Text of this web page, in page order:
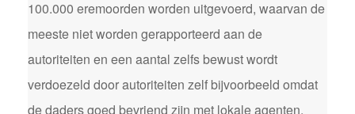
100.000 eremoorden worden uitgevoerd, waarvan de
meeste niet worden gerapporteerd aan de
autoriteiten en een aantal zelfs bewust wordt
verdoezeld door autoriteiten zelf bijvoorbeeld omdat
de daders goed bevriend zijn met lokale agenten,